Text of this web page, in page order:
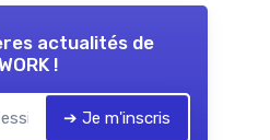
actualités de
!
➔ Je m'inscris